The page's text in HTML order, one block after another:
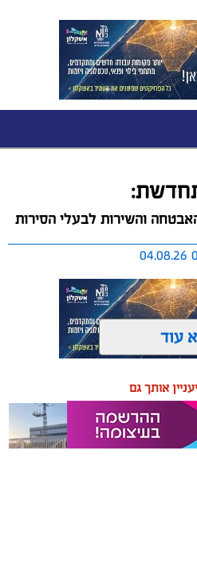
והשירות לבעלי הסירות
בעלי כלי השייט במרינה
שדרוג התשתיות, חיזוק
עוד
אותך גם